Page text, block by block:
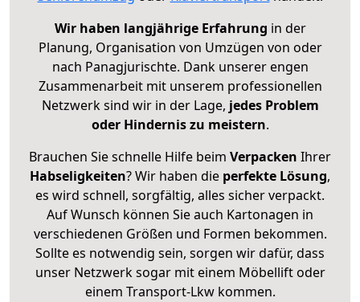
Wir haben langjährige Erfahrung in der
Planung, Organisation von Umzügen von oder
nach Panagjurischte. Dank unserer engen
Zusammenarbeit mit unserem professionellen
Netzwerk sind wir in der Lage, jedes Problem
oder Hindernis zu meistern.
Brauchen Sie schnelle Hilfe beim Verpacken Ihrer
Habseligkeiten? Wir haben die perfekte Lösung,
es wird schnell, sorgfältig, alles sicher verpackt.
Auf Wunsch können Sie auch Kartonagen in
verschiedenen Größen und Formen bekommen.
Sollte es notwendig sein, sorgen wir dafür, dass
unser Netzwerk sogar mit einem Möbellift oder
einem Transport-Lkw kommen.